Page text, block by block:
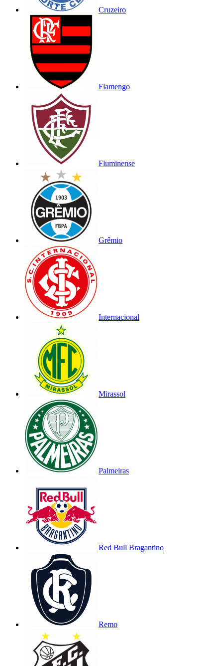
Cruzeiro
Flamengo
Fluminense
Grêmio
Internacional
Mirassol
Palmeiras
Red Bull Bragantino
Remo